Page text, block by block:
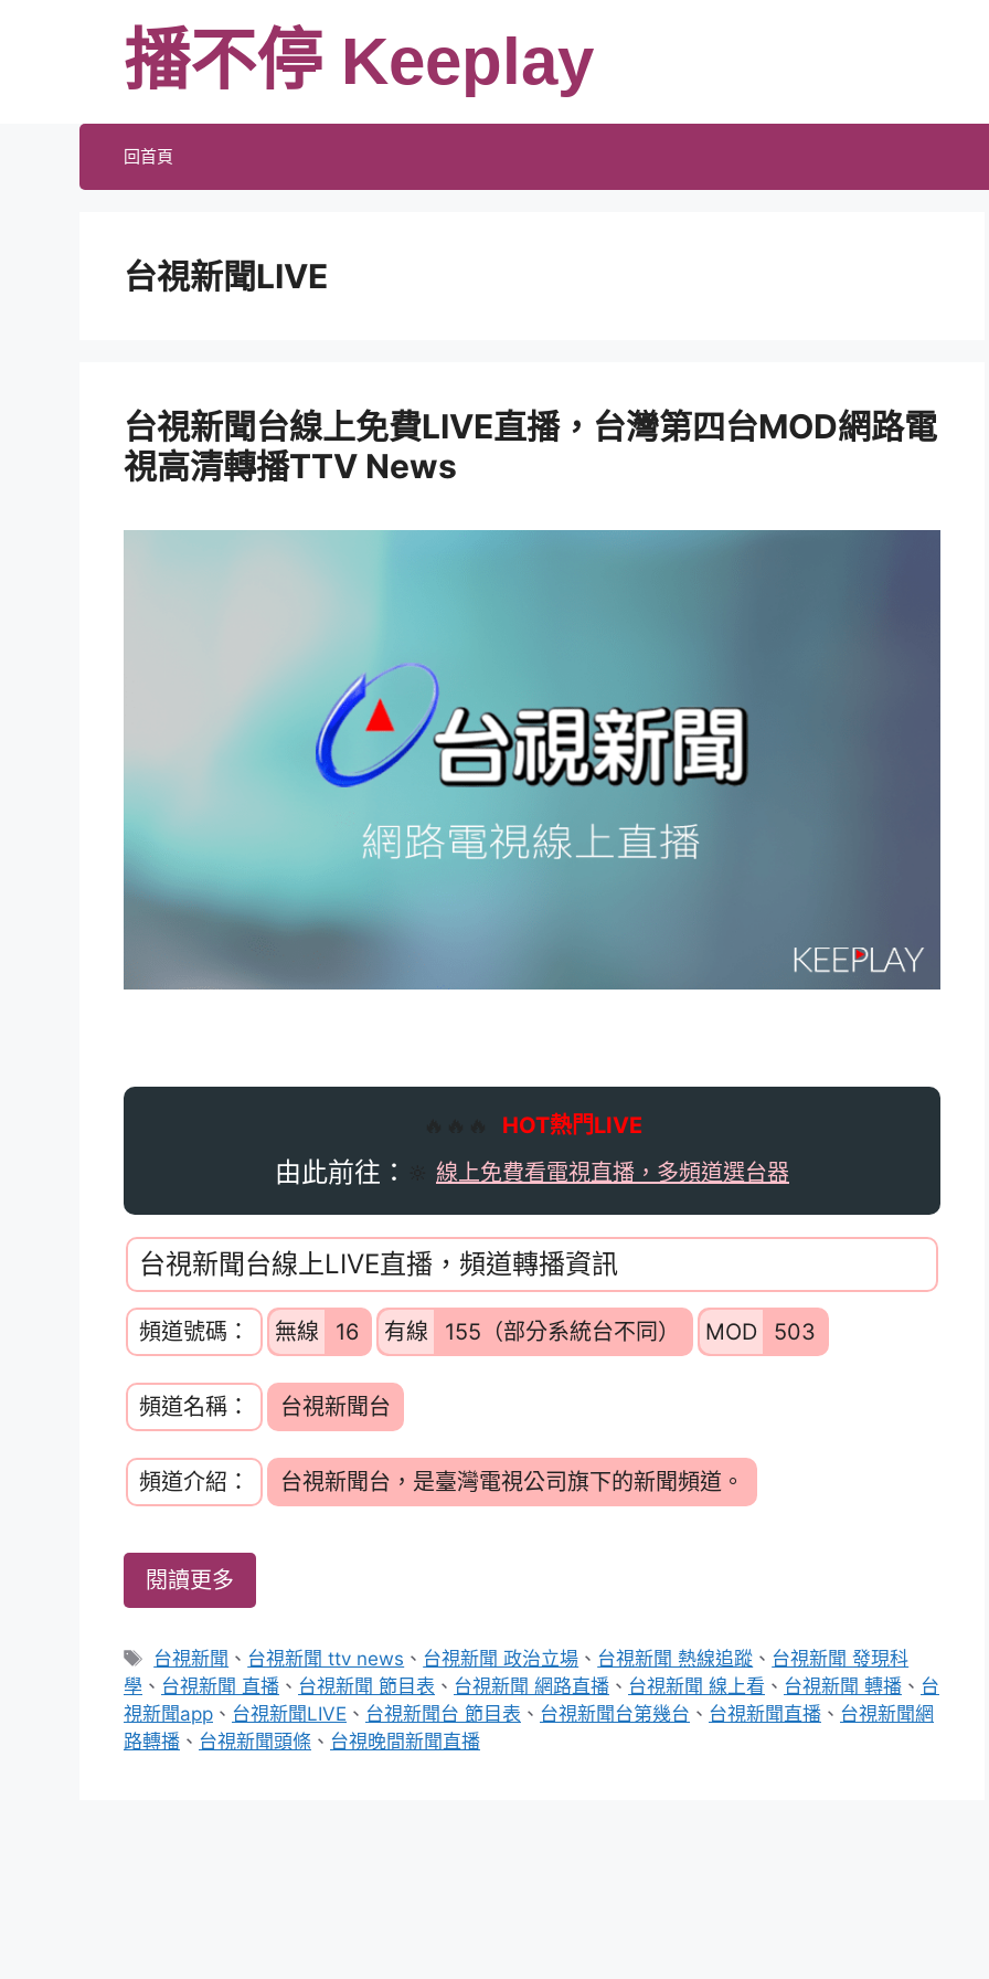
播不停 Keeplay
回首頁
台視新聞LIVE
台視新聞台線上免費LIVE直播，台灣第四台MOD網路電
視高清轉播TTV News
HOT熱門LIVE
由此前往： 線上免費看電視直播，多頻道選台器
台視新聞台線上LIVE直播，頻道轉播資訊
頻道號碼： 無線 16 有線 155（部分系統台不同） MOD 503
頻道名稱： 台視新聞台
頻道介紹： 台視新聞台，是臺灣電視公司旗下的新聞頻道。
閱讀更多
標
籤
台視新聞 、 台視新聞 ttv news 、 台視新聞 政治立場 、 台視新聞 熱線追蹤 、 台視新聞 發現科
學 、 台視新聞 直播 、 台視新聞 節目表 、 台視新聞 網路直播 、 台視新聞 線上看 、 台視新聞 轉播 、 台
視新聞app 、 台視新聞LIVE 、 台視新聞台 節目表 、 台視新聞台第幾台 、 台視新聞直播 、 台視新聞網
路轉播 、 台視新聞頭條 、 台視晚間新聞直播